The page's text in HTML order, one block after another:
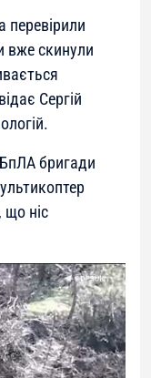
перевірили
вже скинули
Сергій
БпЛА бригади
що ніс